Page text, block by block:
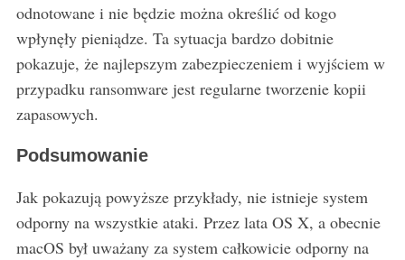
odnotowane i nie będzie można określić od kogo
wpłynęły pieniądze. Ta sytuacja bardzo dobitnie
pokazuje, że najlepszym zabezpieczeniem i wyjściem w
przypadku ransomware jest regularne tworzenie kopii
zapasowych.
Podsumowanie
Jak pokazują powyższe przykłady, nie istnieje system
odporny na wszystkie ataki. Przez lata OS X, a obecnie
macOS był uważany za system całkowicie odporny na